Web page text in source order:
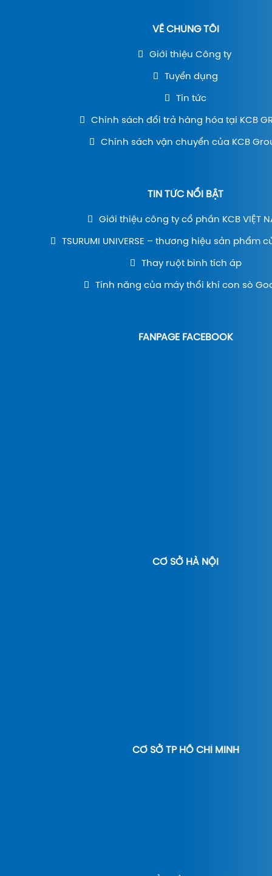
VỀ CHÚNG TÔI
Giới thiệu Công ty
Tuyển dụng
Tin tức
Chính sách đổi trả hàng hóa tại KCB
Chính sách vận chuyển của KCB
TIN TỨC NỔI BẬT
Giới thiệu công ty cổ phần KCB VIỆT
TSURUMI UNIVERSE – thương hiệu sản phẩm
Thay ruột bình tích áp
Tính năng của máy thổi khí con sò
FANPAGE FACEBOOK
CƠ SỞ HÀ NỘI
CƠ SỞ TP HỒ CHÍ MINH